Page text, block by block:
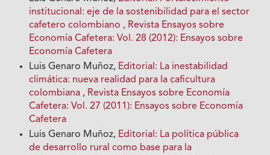
institucional: eje de la sostenibilidad para el sector
cafetero colombiano , Revista Ensayos sobre
Economía Cafetera: Vol. 28 (2012): Ensayos sobre
Economía Cafetera
Luis Genaro Muñoz, Editorial: La inestabilidad
climática: nueva realidad para la caficultura
colombiana , Revista Ensayos sobre Economía
Cafetera: Vol. 27 (2011): Ensayos sobre Economía
Cafetera
Luis Genaro Muñoz, Editorial: La política pública
de desarrollo rural como base para la